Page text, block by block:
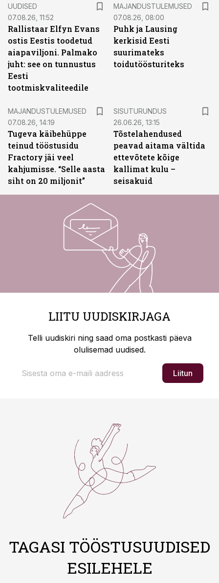
UUDISED
07.08.26, 11:52
Rallistaar Elfyn Evans
ostis Eestis toodetud
aiapaviljoni. Palmako
juht: see on tunnustus
Eesti
tootmiskvaliteedile
MAJANDUSTULEMUSED
07.08.26, 08:00
Puhk ja Lausing
kerkisid Eesti
suurimateks
toidutöösturiteks
MAJANDUSTULEMUSED
07.08.26, 14:19
Tugeva käibehüppe
teinud tööstusidu
Fractory jäi veel
kahjumisse. “Selle aasta
siht on 20 miljonit”
SISUTURUNDUS
26.06.26, 13:15
Tõstelahendused
peavad aitama vältida
ettevõtete kõige
kallimat kulu –
seisakuid
LIITU UUDISKIRJAGA
Telli uudiskiri ning saad oma postkasti päeva
olulisemad uudised.
Liitun
TAGASI TÖÖSTUSUUDISED
ESILEHELE